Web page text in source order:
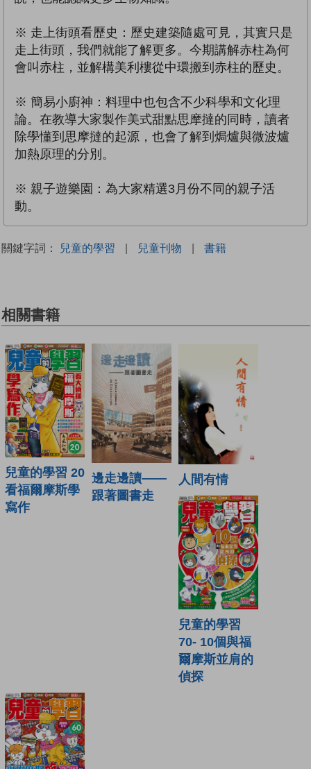
※ 走上街頭看歷史：歷史建築隨處可見，其實只是
走上街頭，我們就能了解更多。今期講解赤柱為何
會叫赤柱，並解構美利樓從中環搬到赤柱的歷史。
※ 簡易小廚神：料理中也包含不少科學和文化理
論。在教導大家製作美式甜點思摩撻的同時，讀者
除學懂到思摩撻的起源，也會了解到焗爐與微波爐
加熱原理的分別。
※ 親子遊樂園：為大家精選3月份不同的親子活
動。
關鍵字詞： 兒童的學習 | 兒童刊物 | 書籍
相關書籍
兒童的學習 20
看福爾摩斯學
寫作
邊走邊讀——
跟著圖書走
人間有情
兒童的學習
70- 10個與福
爾摩斯並肩的
偵探